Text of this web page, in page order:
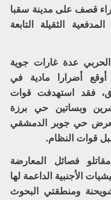
قصف على مدينة سقبا
الثقيلة التابعة
الحربي عدة غارات جوية
أضرارا مادية في
فقد استهدفت قوات
وبساتين حي برزة
حي جوبر الدمشقي
قوات النظام.
فصائل المعارضة
الأجنبية الداعمة لها
ومنطقتي البحوث